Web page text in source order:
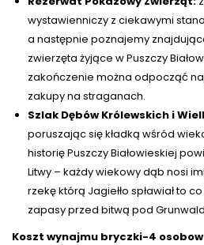
wystawienniczy z ciekawymi
a następnie poznajemy
zwierzęta żyjące w Puszczy
zakończenie można odpocząć
zakupy na straganach.
Szlak Dębów Królewskich i
poruszając się kładką wśród
historię Puszczy Białowieskiej
Litwy – każdy wiekowy dąb nosi
rzekę którą Jagiełło spławiał to
zapasy przed bitwą pod
Koszt wynajmu bryczki-4